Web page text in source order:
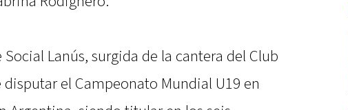
Lanús, surgida de la cantera del Club
el Campeonato Mundial U19 en